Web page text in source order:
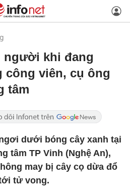
người khi đang
viên, cụ ông
tâm
dưới bóng cây xanh tại
tâm TP Vinh (Nghệ An),
may bị cây cọ dừa đổ
tử vong.